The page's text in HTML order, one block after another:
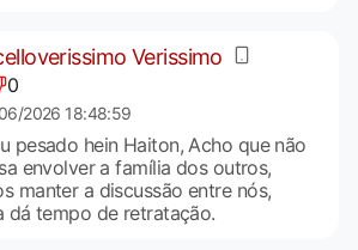
Verissimo
0
2026 18:48:59
pesado hein Haiton, Acho que não
envolver a família dos outros,
manter a discussão entre nós,
dá tempo de retratação.